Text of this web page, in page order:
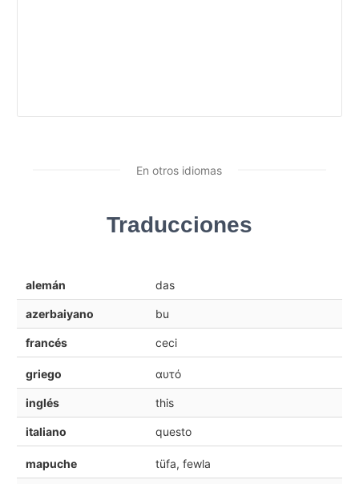
En otros idiomas
Traducciones
alemán das
azerbaiyano bu
francés ceci
griego αυτό
inglés this
italiano questo
mapuche tüfa, fewla